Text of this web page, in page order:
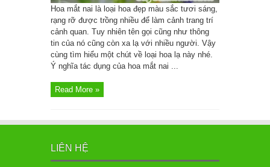
nào?
Hoa mắt nai là loại hoa đẹp màu sắc tươi sáng,
rạng rỡ được trồng nhiều để làm cảnh trang trí
cảnh quan. Tuy nhiên tên gọi cũng như thông
tin của nó cũng còn xa lạ với nhiều người. Vậy
cùng tìm hiểu một chút về loại hoa lạ này nhé.
Ý nghĩa tác dụng của hoa mắt nai ...
Read More »
LIÊN HỆ